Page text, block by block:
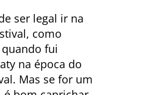
ser legal ir na
como
fui
na época do
Mas se for um